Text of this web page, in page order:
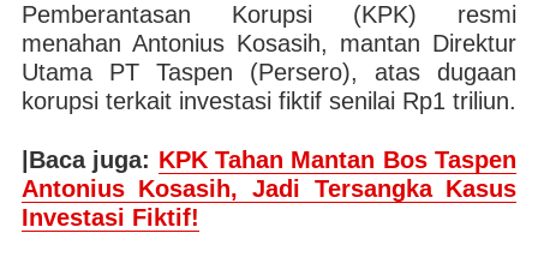
Pemberantasan Korupsi (KPK) resmi
menahan Antonius Kosasih, mantan Direktur
Utama PT Taspen (Persero), atas dugaan
korupsi terkait investasi fiktif senilai Rp1 triliun.
|Baca juga: KPK Tahan Mantan Bos Taspen
Antonius Kosasih, Jadi Tersangka Kasus
Investasi Fiktif!